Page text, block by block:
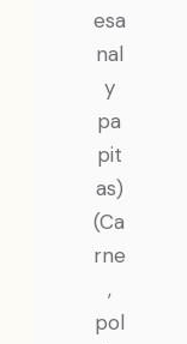
esa
nal
y
pa
pit
as)
(Ca
rne
,
pol